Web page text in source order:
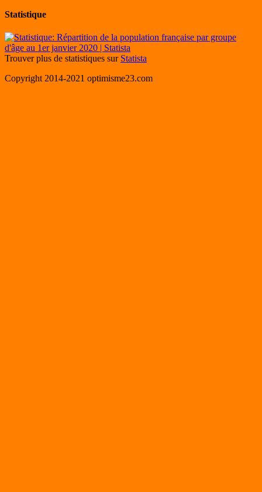
Statistique
Trouver plus de statistiques sur Statista
Copyright 2014-2021 optimisme23.com